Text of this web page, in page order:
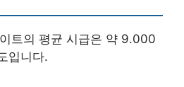
트의 평균 시급은 약 9.000
입니다.